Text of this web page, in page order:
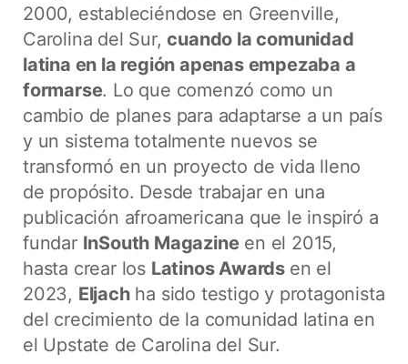
2000, estableciéndose en Greenville,
Carolina del Sur,cuando la comunidad
latina en la región apenas empezaba a
formarse. Lo que comenzó como un
cambio de planes para adaptarse a un país
y un sistema totalmente nuevos se
transformó en un proyecto de vida lleno
de propósito. Desde trabajar en una
publicación afroamericana que le inspiró a
fundar InSouth Magazineen el 2015,
hasta crear los Latinos Awards en el
2023, Eljachha sido testigo y protagonista
del crecimiento de la comunidad latina en
el Upstate de Carolina del Sur.